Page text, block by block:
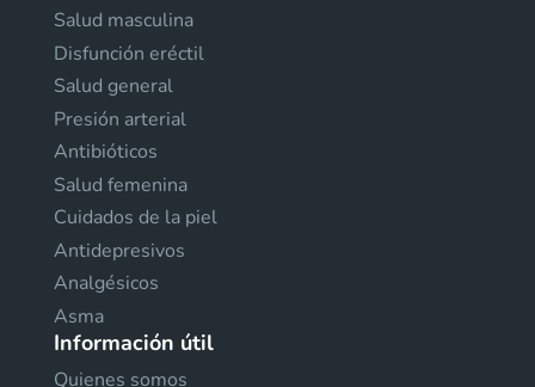
Salud masculina
Disfunción eréctil
Salud general
Presión arterial
Antibióticos
Salud femenina
Cuidados de la piel
Antidepresivos
Analgésicos
Asma
Información útil
Quienes somos